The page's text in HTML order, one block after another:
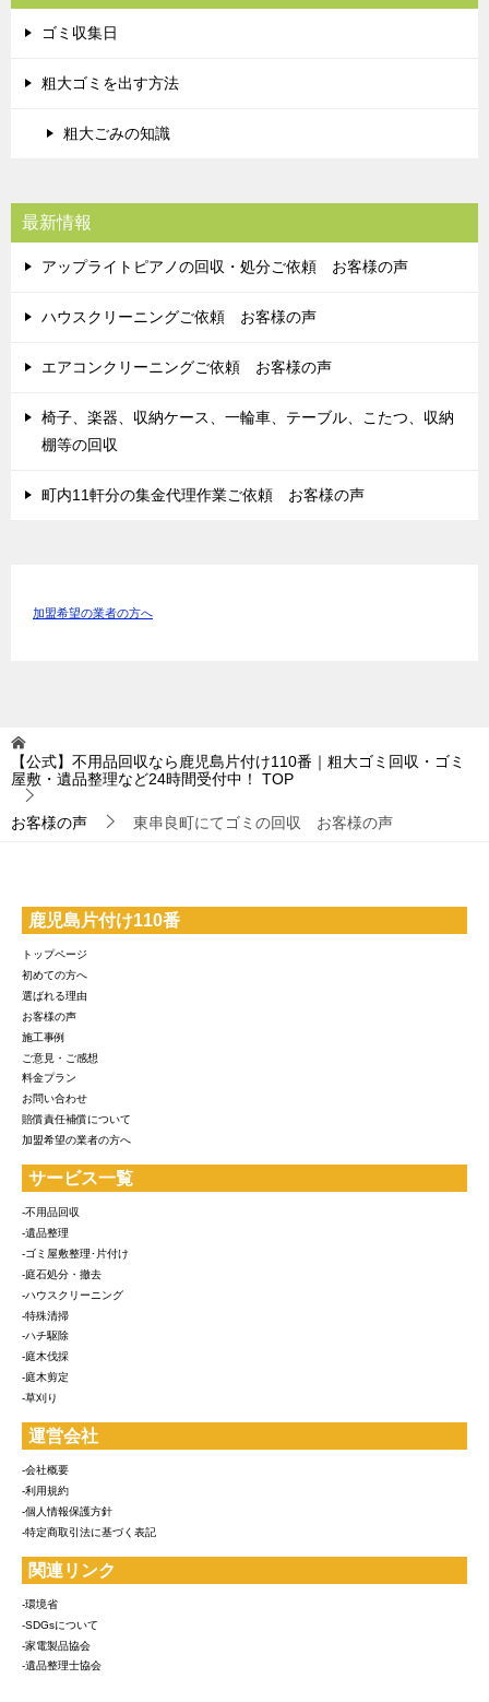
ゴミ収集日
粗大ゴミを出す方法
粗大ごみの知識
最新情報
アップライトピアノの回収・処分ご依頼 お客様の声
ハウスクリーニングご依頼 お客様の声
エアコンクリーニングご依頼 お客様の声
椅子、楽器、収納ケース、一輪車、テーブル、こたつ、収納
棚等の回収
町内11軒分の集金代理作業ご依頼 お客様の声
加盟希望の業者の方へ
【公式】不用品回収なら鹿児島片付け110番｜粗大ゴミ回収・ゴミ
屋敷・遺品整理など24時間受付中！
TOP
お客様の声 東串良町にてゴミの回収 お客様の声
鹿児島片付け110番
トップページ
初めての方へ
選ばれる理由
お客様の声
施工事例
ご意見・ご感想
料金プラン
お問い合わせ
賠償責任補償について
加盟希望の業者の方へ
サービス一覧
-不用品回収
-遺品整理
-ゴミ屋敷整理･片付け
-庭石処分・撤去
-ハウスクリーニング
-特殊清掃
-ハチ駆除
-庭木伐採
-庭木剪定
-草刈り
運営会社
-会社概要
-利用規約
-個人情報保護方針
-特定商取引法に基づく表記
関連リンク
-環境省
-SDGsについて
-家電製品協会
-遺品整理士協会